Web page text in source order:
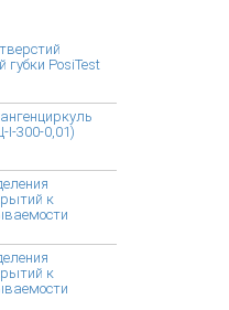
PosiTest
I-300-0,01)
к
к